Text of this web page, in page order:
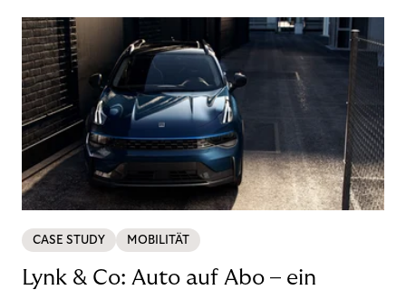
CASE STUDY MOBILITÄT
Lynk & Co: Auto auf Abo – ein